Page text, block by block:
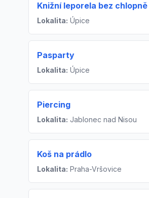
Knižní leporela bez chlopně
Lokalita: Úpice
Pasparty
Lokalita: Úpice
Piercing
Lokalita: Jablonec nad Nisou
Koš na prádlo
Lokalita: Praha-Vršovice